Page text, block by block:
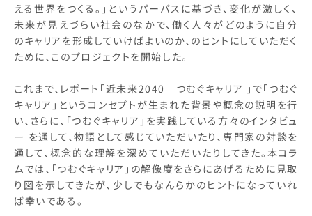
える世界をつくる。」というパーパスに基づき、変化が激しく、
未来が見えづらい社会のなかで、働く人々がどのように自分
のキャリアを形成していけばよいのか、のヒントにしていただく
ために、このプロジェクトを開始した。
これまで、レポート「近未来2040 つむぐキャリア 」で「つむぐ
キャリア」というコンセプトが生まれた背景や概念の説明を行
い、さらに、「つむぐキャリア」を実践している方々のインタビュ
ー を通して、物語として感じていただいたり、専門家の対談を
通して、概念的な理解を深めていただいたりしてきた。本コラ
ムでは、「つむぐキャリア」の解像度をさらにあげるために見取
り図を示してきたが、少しでもなんらかのヒントになっていれ
ば幸いである。